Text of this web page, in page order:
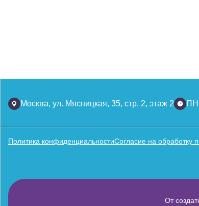
Москва, ул. Мясницкая, 35, стр. 2, этаж 2
Политика конфиденциальностиСогласие на обработку
От